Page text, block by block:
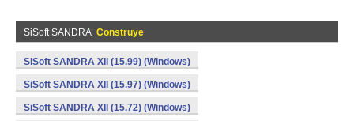
SiSoft SANDRA Construye
SiSoft SANDRA XII (15.99) (Windows)
SiSoft SANDRA XII (15.97) (Windows)
SiSoft SANDRA XII (15.72) (Windows)